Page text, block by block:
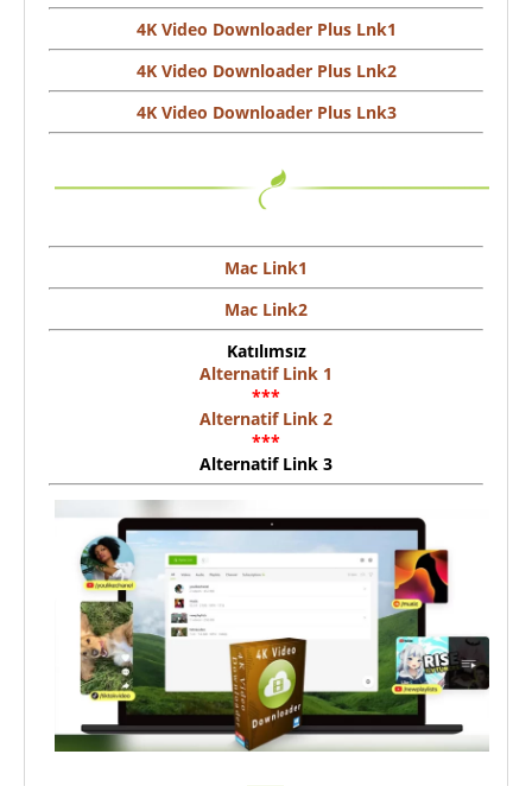
4K Video Downloader Plus Lnk1
4K Video Downloader Plus Lnk2
4K Video Downloader Plus Lnk3
Mac Link1
Mac Link2
Katılımsız
Alternatif Link 1
***
Alternatif Link 2
***
Alternatif Link 3